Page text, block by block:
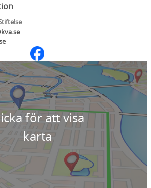
för att visa
karta